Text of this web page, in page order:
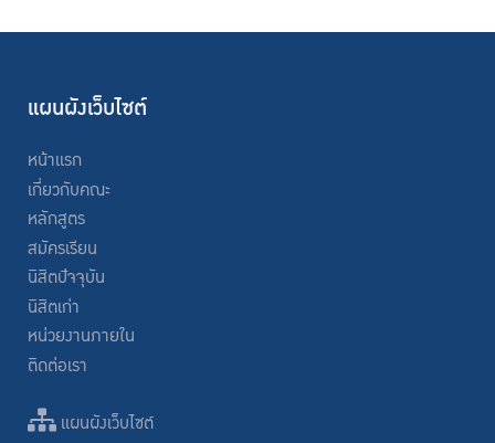
แผนผังเว็บไซต์
หน้าแรก
เกี่ยวกับคณะ
หลักสูตร
สมัครเรียน
นิสิตปัจจุบัน
นิสิตเก่า
หน่วยงานภายใน
ติดต่อเรา
แผนผังเว็บไซต์